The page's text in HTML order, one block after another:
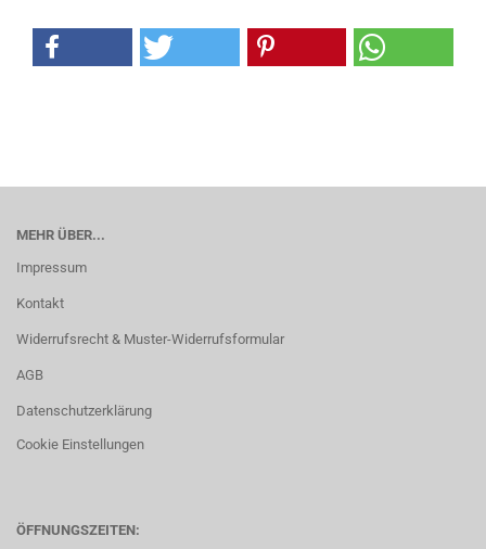
MEHR ÜBER...
Impressum
Kontakt
Widerrufsrecht & Muster-Widerrufsformular
AGB
Datenschutzerklärung
Cookie Einstellungen
ÖFFNUNGSZEITEN: